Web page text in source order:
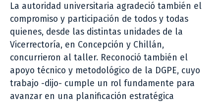
La autoridad universitaria agradeció también el
compromiso y participación de todos y todas
quienes, desde las distintas unidades de la
Vicerrectoría, en Concepción y Chillán,
concurrieron al taller. Reconoció también el
apoyo técnico y metodológico de la DGPE, cuyo
trabajo -dijo- cumple un rol fundamente para
avanzar en una planificación estratégica